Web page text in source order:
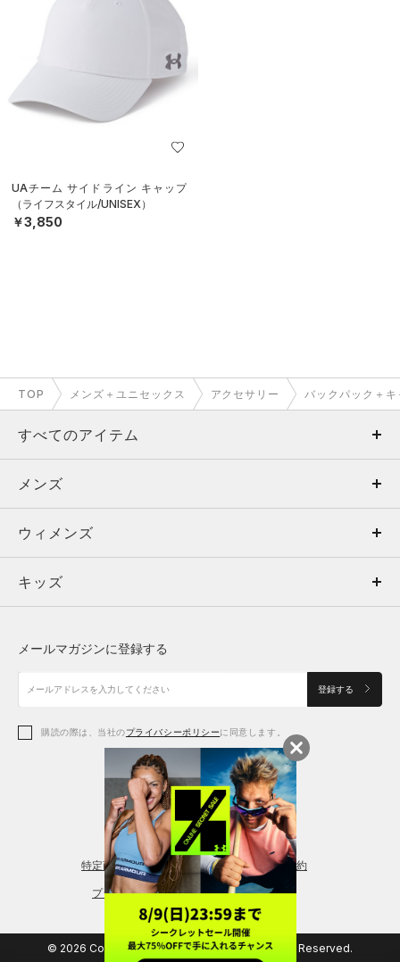
UAチーム サイドライン キャップ
（ライフスタイル/UNISEX）
￥3,850
TOP メンズ＋ユニセックス アクセサリー バックパック＋
すべてのアイテム
メンズ
ウィメンズ
キッズ
アクセサリー
メンズ
トップス
ボトムス
アクセサリー
ウィメンズ
トップス
シューズ
アクセサリー
レギンス＆タイツ
キッズ
シューズ
メールマガジンに登録する
登録する
購読の際は、当社のプライバシーポリシーに同意します。
特定商取引法に基づく通販の表記 会員規約
プライバシーポリシー
© 2026 Copyright DOME Corporation. All Rights Reserved.